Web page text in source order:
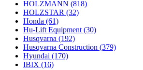
HOLZMANN (818)
HOLZSTAR (32)
Honda (61)
Hu-Lift Equipment (30)
Husqvarna (192)
Husqvarna Construction (379)
Hyundai (170)
IBIX (16)